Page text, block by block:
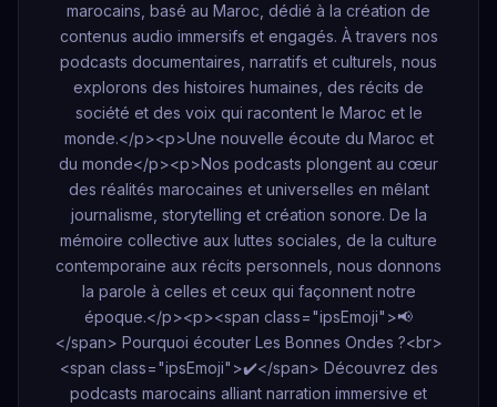
marocains, basé au Maroc, dédié à la création de
contenus audio immersifs et engagés. À travers nos
podcasts documentaires, narratifs et culturels, nous
explorons des histoires humaines, des récits de
société et des voix qui racontent le Maroc et le
monde.</p><p>Une nouvelle écoute du Maroc et
du monde</p><p>Nos podcasts plongent au cœur
des réalités marocaines et universelles en mêlant
journalisme, storytelling et création sonore. De la
mémoire collective aux luttes sociales, de la culture
contemporaine aux récits personnels, nous donnons
la parole à celles et ceux qui façonnent notre
époque.</p><p><span class="ipsEmoji">📢
</span> Pourquoi écouter Les Bonnes Ondes ?<br>
<span class="ipsEmoji">✔️</span> Découvrez des
podcasts marocains alliant narration immersive et